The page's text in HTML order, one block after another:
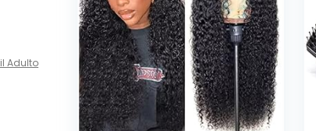
Adulto